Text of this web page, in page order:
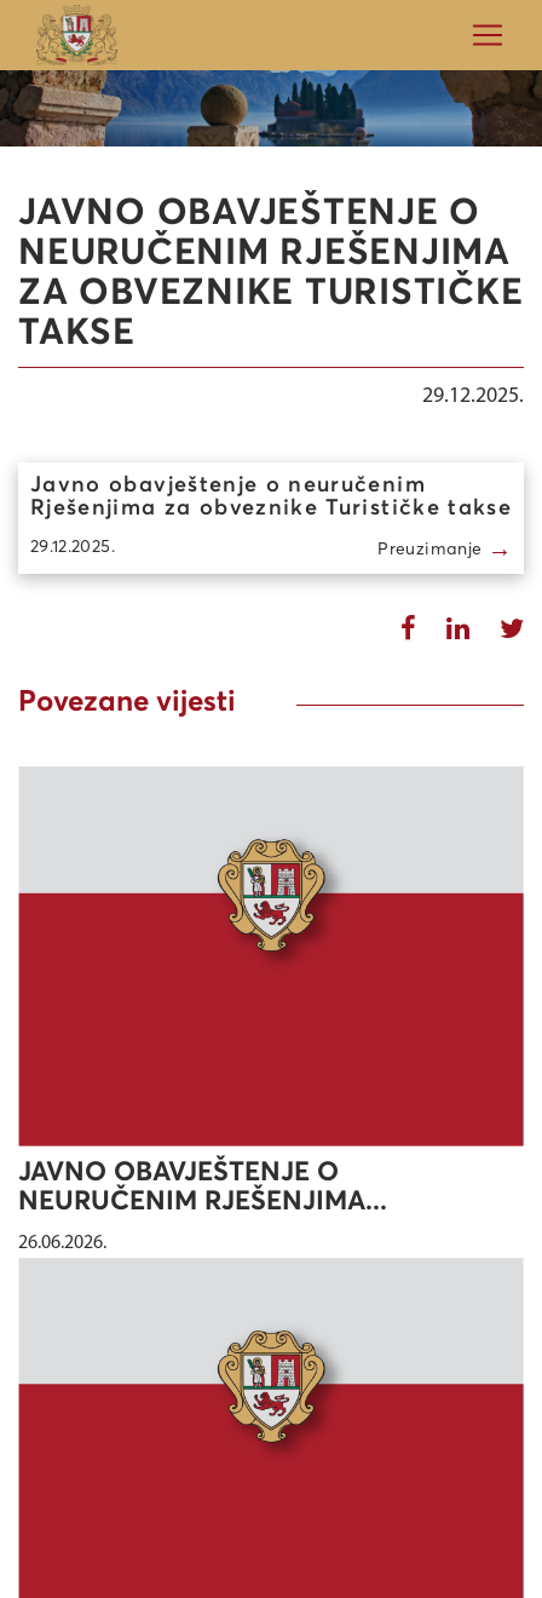
JAVNO OBAVJEŠTENJE O
NEURUČENIM RJEŠENJIMA
ZA OBVEZNIKE TURISTIČKE
TAKSE
29.12.2025.
Javno obavještenje o neuručenim
Rješenjima za obveznike Turističke takse
29.12.2025. Preuzimanje →
Povezane vijesti
JAVNO OBAVJEŠTENJE O
NEURUČENIM RJEŠENJIMA...
26.06.2026.